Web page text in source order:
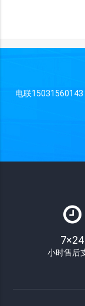
电联15031560143
7×24
小时售后